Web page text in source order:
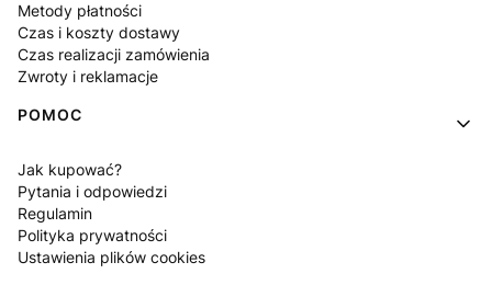
Metody płatności
Czas i koszty dostawy
Czas realizacji zamówienia
Zwroty i reklamacje
POMOC
Jak kupować?
Pytania i odpowiedzi
Regulamin
Polityka prywatności
Ustawienia plików cookies